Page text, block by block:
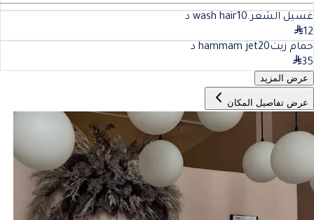
غسيل الشعر.wash hair10
د
12
حمام زيتhammam jet20
د
35
عرض المزيد
عرض تفاصيل المكان